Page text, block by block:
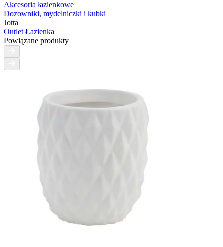
Akcesoria łazienkowe
Dozowniki, mydelniczki i kubki
Jotta
Outlet Łazienka
Powiązane produkty